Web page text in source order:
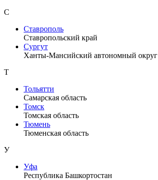
С
Ставрополь
Ставропольский край
Сургут
Ханты-Мансийский автономный округ
Т
Тольятти
Самарская область
Томск
Томская область
Тюмень
Тюменская область
У
Уфа
Республика Башкортостан